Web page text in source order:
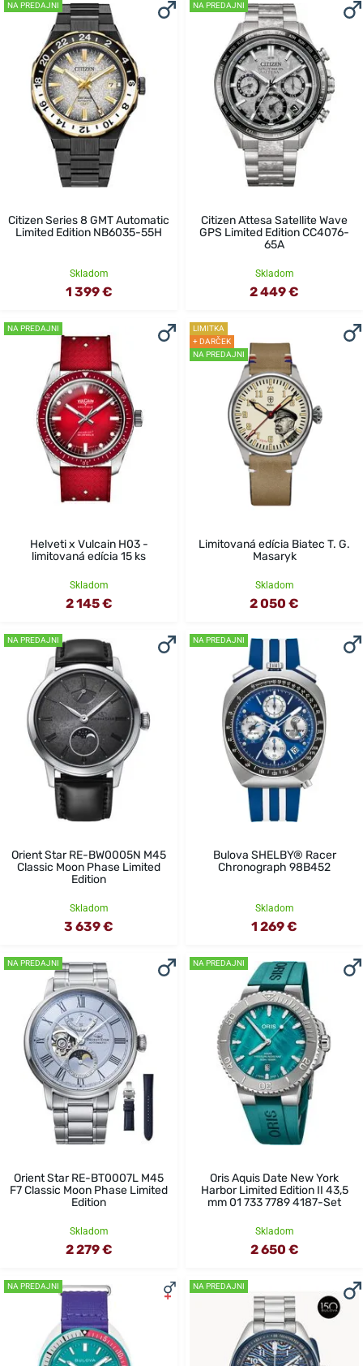
NA PREDAJNI
Citizen Series 8 GMT Automatic
Limited Edition NB6035-55H
Skladom
1 399 €
NA PREDAJNI
Citizen Attesa Satellite Wave
GPS Limited Edition CC4076-
65A
Skladom
2 449 €
NA PREDAJNI
Helveti x Vulcain H03 -
limitovaná edícia 15 ks
Skladom
2 145 €
LIMITKA
+ DARČEK
NA PREDAJNI
Limitovaná edícia Biatec T. G.
Masaryk
Skladom
2 050 €
NA PREDAJNI
Orient Star RE-BW0005N M45
Classic Moon Phase Limited
Edition
Skladom
3 639 €
NA PREDAJNI
Bulova SHELBY® Racer
Chronograph 98B452
Skladom
1 269 €
NA PREDAJNI
Orient Star RE-BT0007L M45
F7 Classic Moon Phase Limited
Edition
Skladom
2 279 €
NA PREDAJNI
Oris Aquis Date New York
Harbor Limited Edition II 43,5
mm 01 733 7789 4187-Set
Skladom
2 650 €
NA PREDAJNI NA PREDAJNI